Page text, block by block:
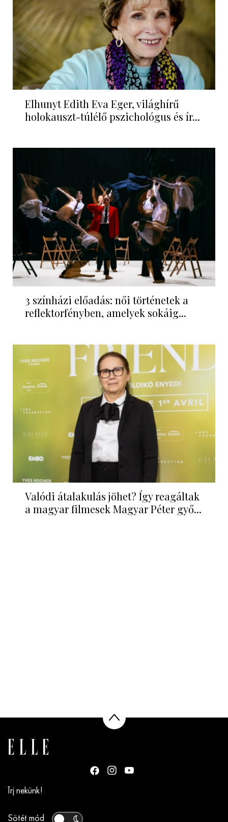
Elhunyt Edith Eva Eger, világhírű
holokauszt-túlélő pszichológus és ír...
3 színházi előadás: női történetek a
reflektorfényben, amelyek sokáig...
Valódi átalakulás jöhet? Így reagáltak
a magyar filmesek Magyar Péter győ...
Írj nekünk!
Sötét mód